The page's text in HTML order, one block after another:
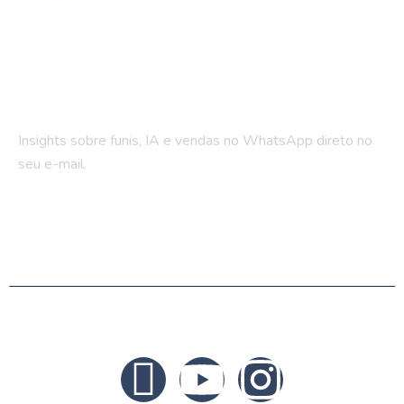
Insights sobre funis, IA e vendas no WhatsApp direto no
seu e-mail.